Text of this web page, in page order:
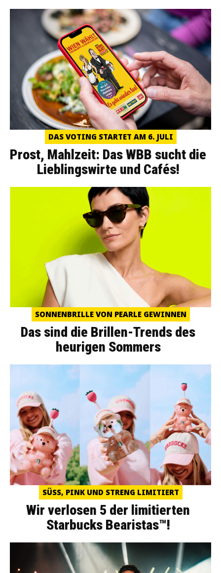
DAS VOTING STARTET AM 6. JULI
Prost, Mahlzeit: Das WBB sucht die
Lieblingswirte und Cafés!
SONNENBRILLE VON PEARLE GEWINNEN
Das sind die Brillen-Trends des
heurigen Sommers
SÜSS, PINK UND STRENG LIMITIERT
Wir verlosen 5 der limitierten
Starbucks Bearistas™!